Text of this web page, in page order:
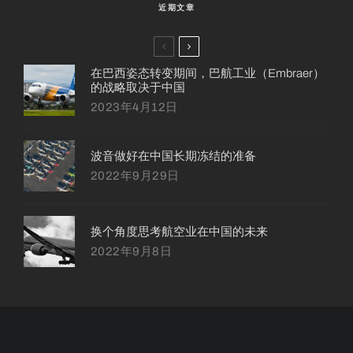
近期文章
在巴西姿态转变期间，巴航工业（Embraer）
的战略取决于中国
2023年4月12日
波音做好在中国长期冻结的准备
2022年9月29日
换个角度思考航空业在中国的未来
2022年9月8日